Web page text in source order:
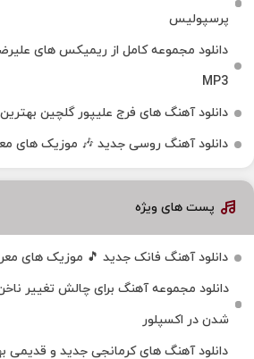
پرسپولیس
دانلود مجموعه کامل از ریمیکس های
MP3
دانلود آهنگ های فرج علیپور گلچین
دانلود آهنگ روسی جدید 🎶 موزیک‌ های
پست های ویژه
دانلود آهنگ فانک جدید 🎵 موزیک‌ های
شدن در اکسپلور
دانلود آهنگ‌ های کرمانجی جدید و قدیمی